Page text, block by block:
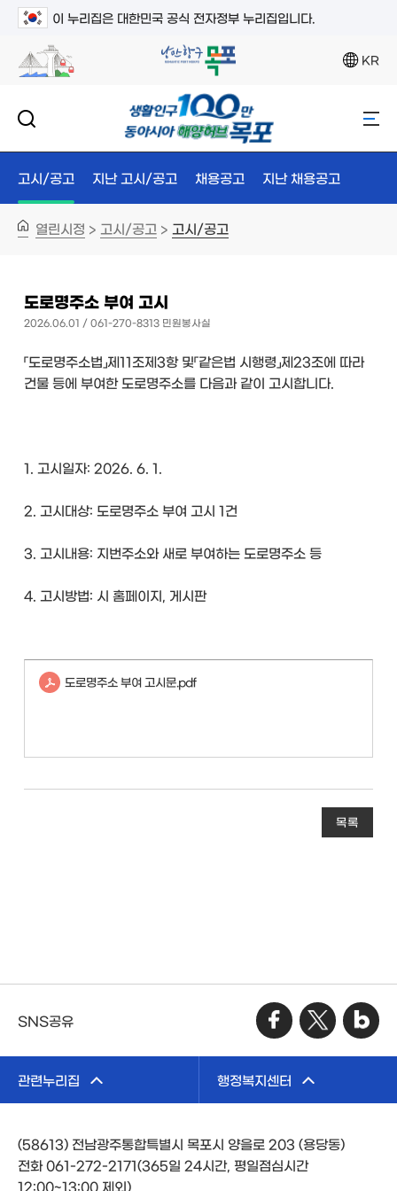
이 누리집은 대한민국 공식 전자정부 누리집입니다.
KR
고시/공고 지난 고시/공고 채용공고 지난 채용공고
열린시정 > 고시/공고 > 고시/공고
도로명주소 부여 고시
2026.06.01 / 061-270-8313 민원봉사실
「도로명주소법」제11조제3항 및「같은법 시행령」제23조에 따라
건물 등에 부여한 도로명주소를 다음과 같이 고시합니다.
1. 고시일자: 2026. 6. 1.
2. 고시대상: 도로명주소 부여 고시 1건
3. 고시내용: 지번주소와 새로 부여하는 도로명주소 등
4. 고시방법: 시 홈페이지, 게시판
도로명주소 부여 고시문.pdf
목록
SNS공유
관련누리집 행정복지센터
(58613) 전남광주통합특별시 목포시 양을로 203 (용당동)
전화 061-272-2171(365일 24시간, 평일점심시간
12:00~13:00 제외)